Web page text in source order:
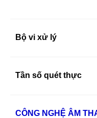
Bộ vi xử lý
Tần số quét thực
CÔNG NGHỆ ÂM